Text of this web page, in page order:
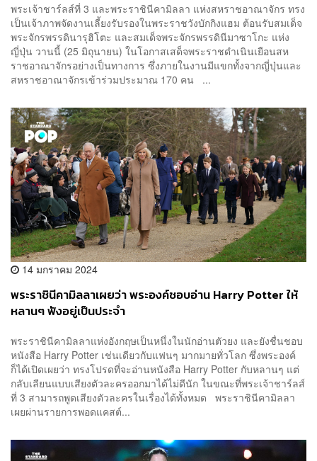
พระเจ้าชาร์ลส์ที่ 3 และพระราชินีคามิลลา แห่งสหราชอาณาจักร ทรง
เป็นเจ้าภาพจัดงานเลี้ยงรับรองในพระราชวังบักกิงแฮม ต้อนรับสมเด็จ
พระจักรพรรดินารุฮิโตะ และสมเด็จพระจักรพรรดินีมาซาโกะ แห่ง
ญี่ปุ่น วานนี้ (25 มิถุนายน) ในโอกาสเสด็จพระราชดำเนินเยือนสห
ราชอาณาจักรอย่างเป็นทางการ ซึ่งภายในงานมีแขกทั้งจากญี่ปุ่นและ
สหราชอาณาจักรเข้าร่วมประมาณ 170 คน ...
14 มกราคม 2024
พระราชินีคามิลลาเผยว่า พระองค์ชอบอ่าน Harry Potter ให้
หลานๆ ฟังอยู่เป็นประจำ
พระราชินีคามิลลาแห่งอังกฤษเป็นหนึ่งในนักอ่านตัวยง และยังชื่นชอบ
หนังสือ Harry Potter เช่นเดียวกับแฟนๆ มากมายทั่วโลก ซึ่งพระองค์
ก็ได้เปิดเผยว่า ทรงโปรดที่จะอ่านหนังสือ Harry Potter กับหลานๆ แต่
กลับเลียนแบบเสียงตัวละครออกมาได้ไม่ดีนัก ในขณะที่พระเจ้าชาร์ลส์
ที่ 3 สามารถพูดเสียงตัวละครในเรื่องได้ทั้งหมด พระราชินีคามิลลา
เผยผ่านรายการพอดแคสต์...